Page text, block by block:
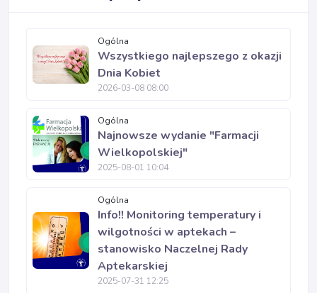
Ogólna
Wszystkiego najlepszego z okazji
Dnia Kobiet
2026-03-08 08:00
Ogólna
Najnowsze wydanie "Farmacji
Wielkopolskiej"
2025-08-01 10:04
Ogólna
Info!! Monitoring temperatury i
wilgotności w aptekach –
stanowisko Naczelnej Rady
Aptekarskiej
2025-07-31 12:25